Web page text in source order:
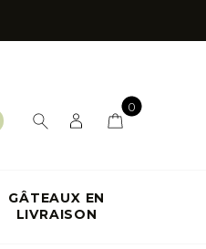
0
GÂTEAUX EN
LIVRAISON